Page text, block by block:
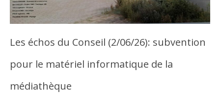
Les échos du Conseil (2/06/26): subvention
pour le matériel informatique de la
médiathèque